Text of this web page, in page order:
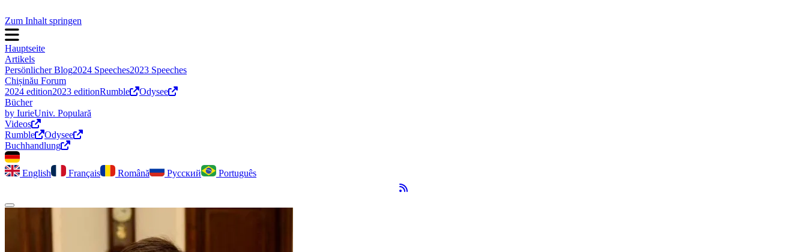
Zum Inhalt springen
Hauptseite
Artikels
Persönlicher Blog2024 Speeches2023 Speeches
Chișinău Forum
2024 edition2023 editionRumble
Odysee
Bücher
by IurieUniv. Populară
Videos
Rumble
Odysee
Buchhandlung
English Français Română Русский
Português
RSS-Feed
Dark Mode umschalten